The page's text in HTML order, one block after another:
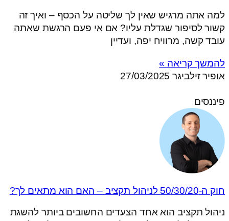
למה אתה מרגיש שאין לך שליטה על הכסף – ואיך זה
קשור לסיפור שגדלת עליו? אם אי פעם הרגשת שאתה
עובד קשה, מרוויח יפה, ועדיין
להמשך קריאה »
אופיר זילביגר 27/03/2025
פיננסים
חוק ה-50/30/20 לניהול תקציב – האם הוא מתאים לך?
ניהול תקציב הוא אחד הצעדים החשובים ביותר להשגת